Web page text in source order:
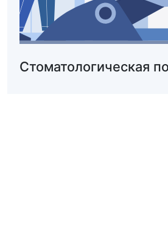
Стоматологическая